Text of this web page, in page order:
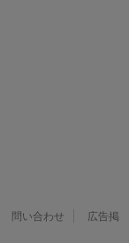
問い合わせ
広告掲